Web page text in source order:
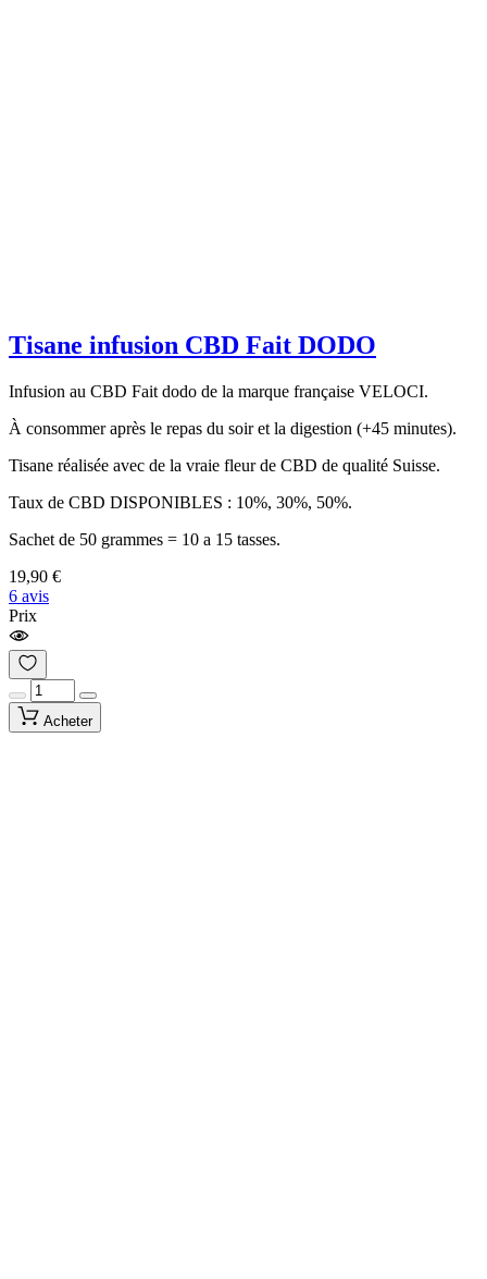
Tisane infusion CBD Fait DODO
Infusion au CBD Fait dodo de la marque française VELOCI.
À consommer après le repas du soir et la digestion (+45 minutes).
Tisane réalisée avec de la vraie fleur de CBD de qualité Suisse.
Taux de CBD DISPONIBLES : 10%, 30%, 50%.
Sachet de 50 grammes = 10 a 15 tasses.
19,90 €
6 avis
Prix
Acheter